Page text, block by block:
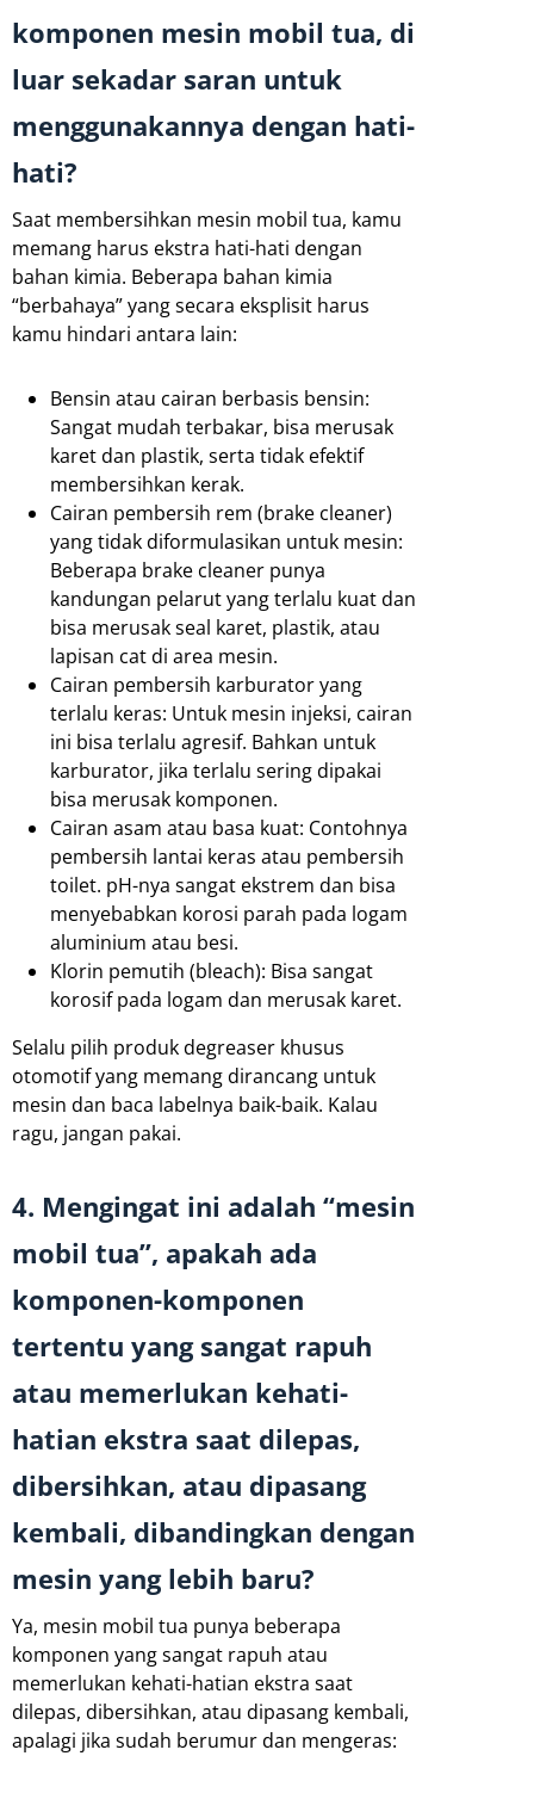
komponen mesin mobil tua, di
luar sekadar saran untuk
menggunakannya dengan hati-
hati?
Saat membersihkan mesin mobil tua, kamu
memang harus ekstra hati-hati dengan
bahan kimia. Beberapa bahan kimia
“berbahaya” yang secara eksplisit harus
kamu hindari antara lain:
Bensin atau cairan berbasis bensin:
Sangat mudah terbakar, bisa merusak
karet dan plastik, serta tidak efektif
membersihkan kerak.
Cairan pembersih rem (brake cleaner)
yang tidak diformulasikan untuk mesin:
Beberapa brake cleaner punya
kandungan pelarut yang terlalu kuat dan
bisa merusak seal karet, plastik, atau
lapisan cat di area mesin.
Cairan pembersih karburator yang
terlalu keras: Untuk mesin injeksi, cairan
ini bisa terlalu agresif. Bahkan untuk
karburator, jika terlalu sering dipakai
bisa merusak komponen.
Cairan asam atau basa kuat: Contohnya
pembersih lantai keras atau pembersih
toilet. pH-nya sangat ekstrem dan bisa
menyebabkan korosi parah pada logam
aluminium atau besi.
Klorin pemutih (bleach): Bisa sangat
korosif pada logam dan merusak karet.
Selalu pilih produk degreaser khusus
otomotif yang memang dirancang untuk
mesin dan baca labelnya baik-baik. Kalau
ragu, jangan pakai.
4. Mengingat ini adalah “mesin
mobil tua”, apakah ada
komponen-komponen
tertentu yang sangat rapuh
atau memerlukan kehati-
hatian ekstra saat dilepas,
dibersihkan, atau dipasang
kembali, dibandingkan dengan
mesin yang lebih baru?
Ya, mesin mobil tua punya beberapa
komponen yang sangat rapuh atau
memerlukan kehati-hatian ekstra saat
dilepas, dibersihkan, atau dipasang kembali,
apalagi jika sudah berumur dan mengeras: